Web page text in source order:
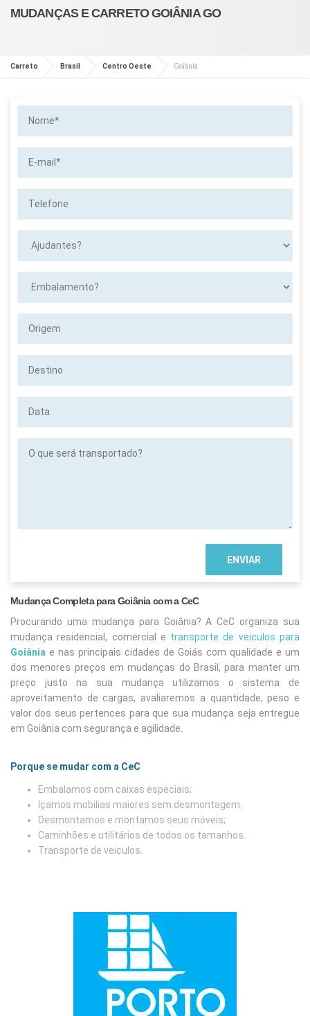
MUDANÇAS E CARRETO GOIÂNIA GO
Carreto Brasil Centro Oeste Goiânia
mail*
que
Mudança Completa para Goiânia com a CeC
Procurando uma mudança para Goiânia? A CeC organiza sua
mudança residencial, comercial e transporte de veiculos para
Goiânia e nas principais cidades de Goiás com qualidade e um
dos menores preços em mudanças do Brasil, para manter um
preço justo na sua mudança utilizamos o sistema de
aproveitamento de cargas, avaliaremos a quantidade, peso e
valor dos seus pertences para que sua mudança seja entregue
em Goiânia com segurança e agilidade.
Porque se mudar com a CeC
Embalamos com caixas especiais;
Içamos mobilias maiores sem desmontagem.
Desmontamos e montamos seus móveis;
Caminhões e utilitários de todos os tamanhos.
Transporte de veiculos.